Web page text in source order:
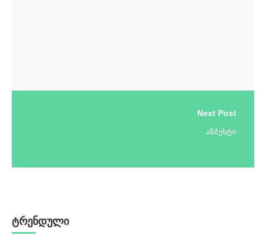
Next Post
აზბესტი
ტრენდული